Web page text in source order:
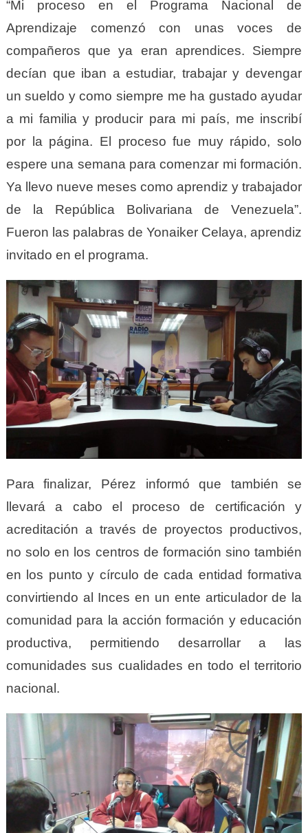
“Mi proceso en el Programa Nacional de
Aprendizaje comenzó con unas voces de
compañeros que ya eran aprendices. Siempre
decían que iban a estudiar, trabajar y devengar
un sueldo y como siempre me ha gustado ayudar
a mi familia y producir para mi país, me inscribí
por la página. El proceso fue muy rápido, solo
espere una semana para comenzar mi formación.
Ya llevo nueve meses como aprendiz y trabajador
de la República Bolivariana de Venezuela”.
Fueron las palabras de Yonaiker Celaya, aprendiz
invitado en el programa.
Para finalizar, Pérez informó que también se
llevará a cabo el proceso de certificación y
acreditación a través de proyectos productivos,
no solo en los centros de formación sino también
en los punto y círculo de cada entidad formativa
convirtiendo al Inces en un ente articulador de la
comunidad para la acción formación y educación
productiva, permitiendo desarrollar a las
comunidades sus cualidades en todo el territorio
nacional.